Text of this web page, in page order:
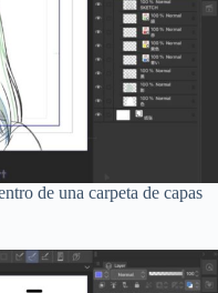
de una carpeta de capas